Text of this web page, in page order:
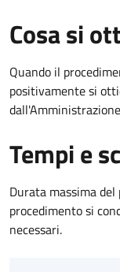
Cosa si
Quando il
positivamente si
Tempi e
Durata massima
procedimento si
necessari.